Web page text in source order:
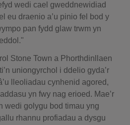
wedi cael gweddnewidiad
eu draenio a’u pinio fel bod y
pan fydd glaw trwm yn
Stone Town a Phorthdinllaen
uniongyrchol i ddelio gyda’r
lleoliadau cynhenid agored,
yn fwy nag erioed. Mae’r
wedi golygu bod timau yng
rhannu profiadau a dysgu